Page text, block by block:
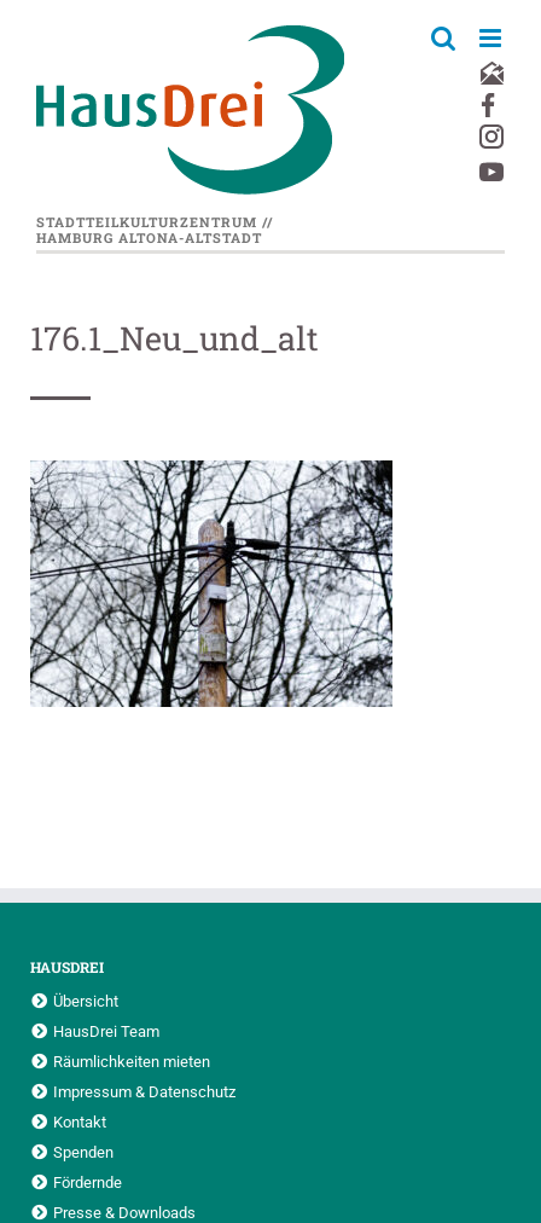
STADTTEILKULTURZENTRUM //
HAMBURG ALTONA-ALTSTADT
176.1_Neu_und_alt
HAUSDREI
Übersicht
HausDrei Team
Räumlichkeiten mieten
Impressum & Datenschutz
Kontakt
Spenden
Fördernde
Presse & Downloads